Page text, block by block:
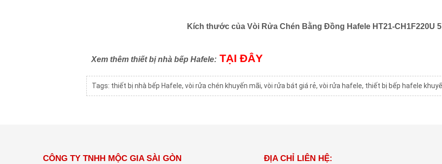
Kích thước của Vòi Rửa Chén Bằng Đồng Hafele HT21-CH1F220U
Xem thêm thiết bị nhà bếp Hafele: TẠI ĐÂY
Tags: thiết bị nhà bếp Hafele, vòi rửa chén khuyến mãi, vòi rửa bát giá rẻ, vòi rửa hafele, thiết bị bếp hafele
CÔNG TY TNHH MỘC GIA SÀI GÒN ĐỊA CHỈ LIÊN HỆ: